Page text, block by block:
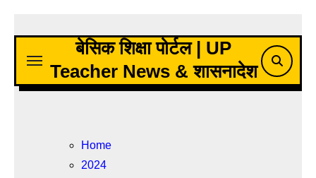
content
बेसिक शिक्षा पोर्टल | UP
Teacher News & शासनादेश
Home
2024